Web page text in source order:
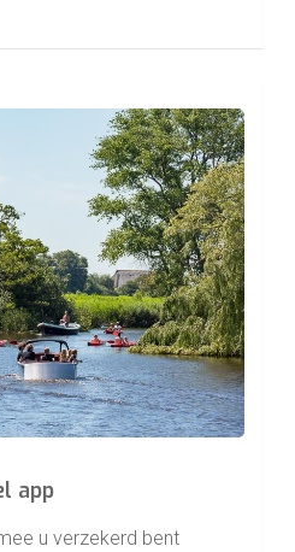
app
u verzekerd bent